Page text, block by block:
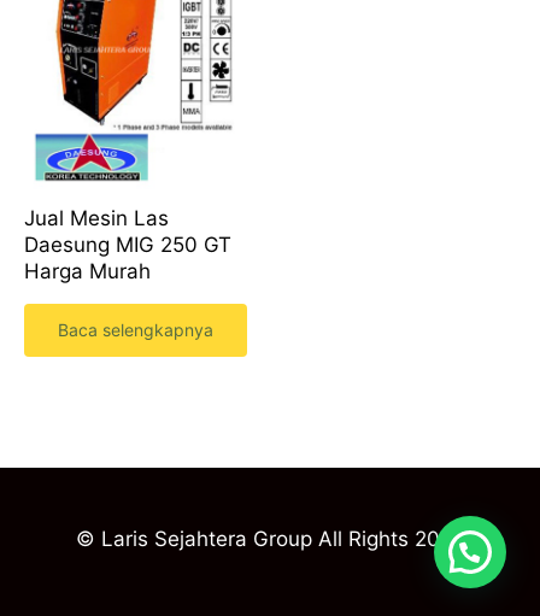
Jual Mesin Las
Daesung MIG 250 GT
Harga Murah
Baca selengkapnya
© Laris Sejahtera Group All Rights 2023